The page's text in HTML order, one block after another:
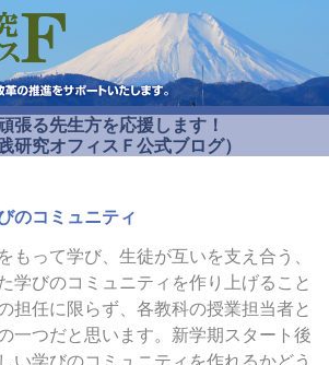
張る先生方を応援します！
研究オフィスＦ公式ブログ）
のコミュニティ
もって学び、生徒が互いを支え合う、
学びのコミュニティを作り上げること
担任に限らず、各教科の授業担当者と
一つだと思います。新学期スタート後